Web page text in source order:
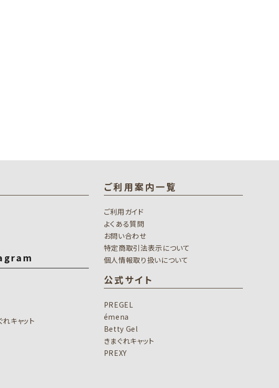
キャット
ご利用案内一覧
ご利用ガイド
よくある質問
お問い合わせ
特定商取引法表示について
個人情報取り扱いについて
公式サイト
PREGEL
émena
Betty Gel
きまぐれキャット
PREXY